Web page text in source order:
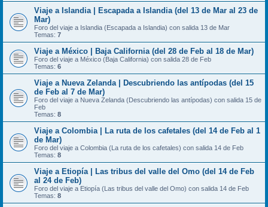
Viaje a Islandia | Escapada a Islandia (del 13 de Mar al 23 de
Mar)
Foro del viaje a Islandia (Escapada a Islandia) con salida 13 de Mar
Temas: 7
Viaje a México | Baja California (del 28 de Feb al 18 de Mar)
Foro del viaje a México (Baja California) con salida 28 de Feb
Temas: 6
Viaje a Nueva Zelanda | Descubriendo las antípodas (del 15
de Feb al 7 de Mar)
Foro del viaje a Nueva Zelanda (Descubriendo las antípodas) con salida 15 de
Feb
Temas: 8
Viaje a Colombia | La ruta de los cafetales (del 14 de Feb al 1
de Mar)
Foro del viaje a Colombia (La ruta de los cafetales) con salida 14 de Feb
Temas: 8
Viaje a Etiopía | Las tribus del valle del Omo (del 14 de Feb
al 24 de Feb)
Foro del viaje a Etiopía (Las tribus del valle del Omo) con salida 14 de Feb
Temas: 8